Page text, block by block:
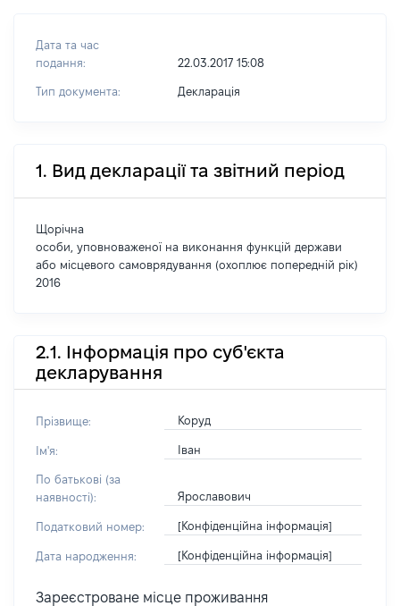
Дата та час
подання:
22.03.2017 15:08
Тип документа: Декларація
1. Вид декларації та звітний період
Щорічна
особи, уповноваженої на виконання функцій держави
або місцевого самоврядування (охоплює попередній рік)
2016
2.1. Інформація про суб'єкта
декларування
Прізвище: Коруд
Ім'я: Іван
По батькові (за
наявності):
Ярославович
Податковий номер: [Конфіденційна інформація]
Дата народження: [Конфіденційна інформація]
Зареєстроване місце проживання